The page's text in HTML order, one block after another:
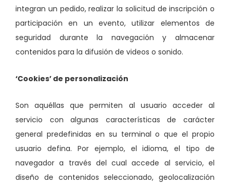
integran un pedido, realizar la solicitud de inscripción o
participación en un evento, utilizar elementos de
seguridad durante la navegación y almacenar
contenidos para la difusión de videos o sonido.
‘Cookies’ de personalización
Son aquéllas que permiten al usuario acceder al
servicio con algunas características de carácter
general predefinidas en su terminal o que el propio
usuario defina. Por ejemplo, el idioma, el tipo de
navegador a través del cual accede al servicio, el
diseño de contenidos seleccionado, geolocalización